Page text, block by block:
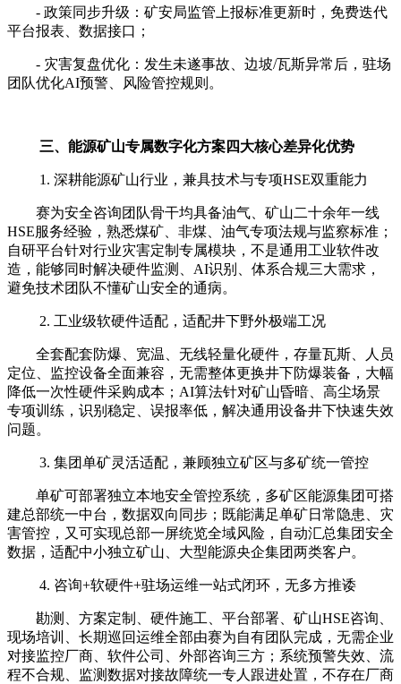
- 政策同步升级：矿安局监管上报标准更新时，免费迭代
平台报表、数据接口；
- 灾害复盘优化：发生未遂事故、边坡/瓦斯异常后，驻场
团队优化AI预警、风险管控规则。
三、能源矿山专属数字化方案四大核心差异化优势
1. 深耕能源矿山行业，兼具技术与专项HSE双重能力
赛为安全咨询团队骨干均具备油气、矿山二十余年一线
HSE服务经验，熟悉煤矿、非煤、油气专项法规与监察标准；
自研平台针对行业灾害定制专属模块，不是通用工业软件改
造，能够同时解决硬件监测、AI识别、体系合规三大需求，
避免技术团队不懂矿山安全的通病。
2. 工业级软硬件适配，适配井下野外极端工况
全套配套防爆、宽温、无线轻量化硬件，存量瓦斯、人员
定位、监控设备全面兼容，无需整体更换井下防爆装备，大幅
降低一次性硬件采购成本；AI算法针对矿山昏暗、高尘场景
专项训练，识别稳定、误报率低，解决通用设备井下快速失效
问题。
3. 集团单矿灵活适配，兼顾独立矿区与多矿统一管控
单矿可部署独立本地安全管控系统，多矿区能源集团可搭
建总部统一中台，数据双向同步；既能满足单矿日常隐患、灾
害管控，又可实现总部一屏统览全域风险，自动汇总集团安全
数据，适配中小独立矿山、大型能源央企集团两类客户。
4. 咨询+软硬件+驻场运维一站式闭环，无多方推诿
勘测、方案定制、硬件施工、平台部署、矿山HSE咨询、
现场培训、长期巡回运维全部由赛为自有团队完成，无需企业
对接监控厂商、软件公司、外部咨询三方；系统预警失效、流
程不合规、监测数据对接故障统一专人跟进处置，不存在厂商